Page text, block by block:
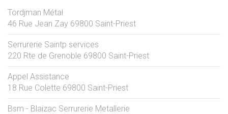
Tordjman Métal
46 Rue Jean Zay 69800 Saint-Priest
Serrurerie Saintp services
220 Rte de Grenoble 69800 Saint-Priest
Appel Assistance
18 Rue Colette 69800 Saint-Priest
Bsm - Blaizac Serrurerie Metallerie